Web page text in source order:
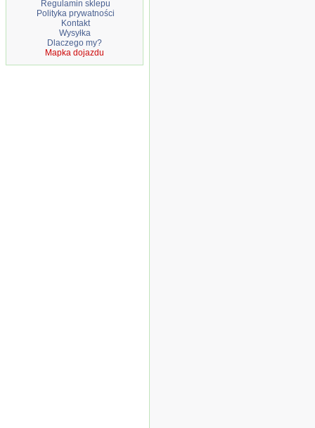
Regulamin sklepu
Polityka prywatności
Kontakt
Wysyłka
Dlaczego my?
Mapka dojazdu